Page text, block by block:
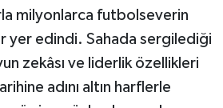
milyonlarca futbolseverin
yer edindi. Sahada sergilediği
zekâsı ve liderlik özellikleri
adını altın harflerle